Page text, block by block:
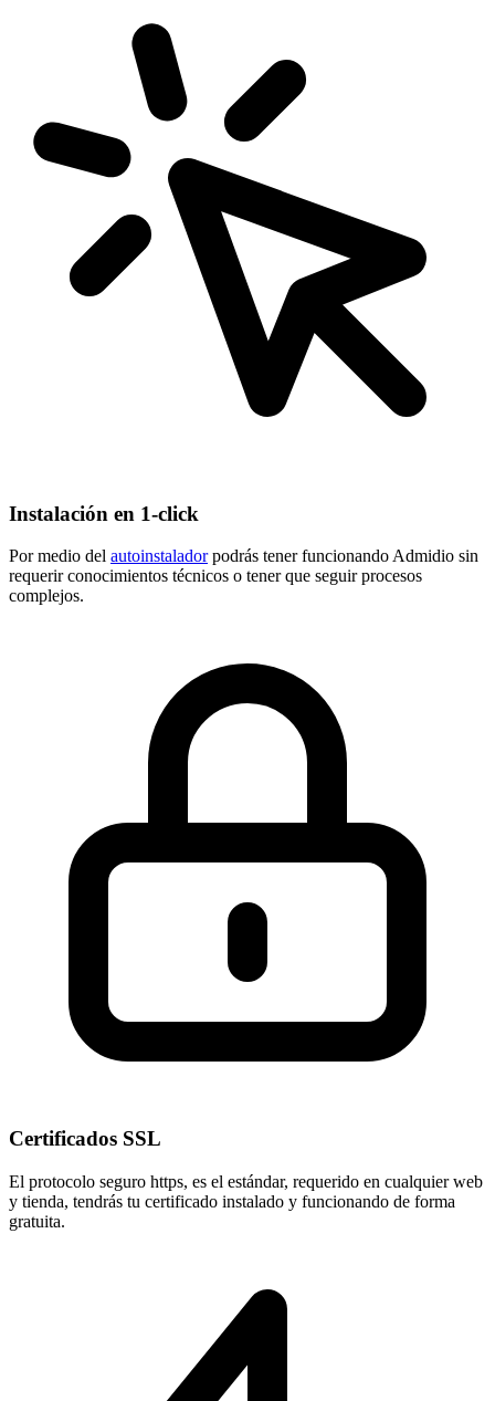
Instalación en 1-click
Por medio del autoinstaladorpodrás tener funcionando Admidio sin
requerir conocimientos técnicos o tener que seguir procesos
complejos.
Certificados SSL
El protocolo seguro https, es el estándar, requerido en cualquier web
y tienda, tendrás tu certificado instalado y funcionando de forma
gratuita.